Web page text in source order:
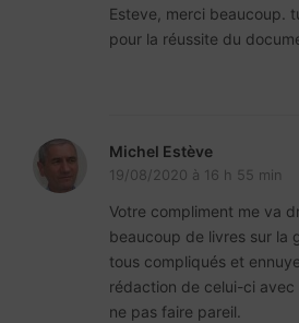
Esteve, merci beaucoup.
pour la réussite du
Michel Estève
19/08/2020 à 16 h 55 min
Votre compliment me va
beaucoup de livres sur la
tous compliqués et
rédaction de celui-ci
ne pas faire pareil.